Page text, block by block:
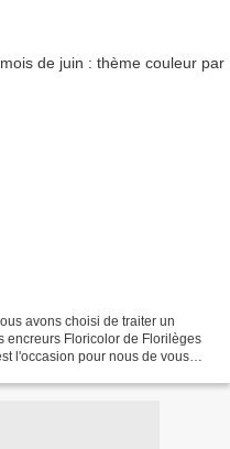
avons choisi de traiter un
encreurs Floricolor de Florilèges
l'occasion pour nous de vous